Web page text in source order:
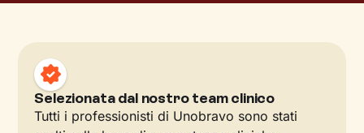
Selezionata dal nostro team clinico
Tutti i professionisti di Unobravo sono stati